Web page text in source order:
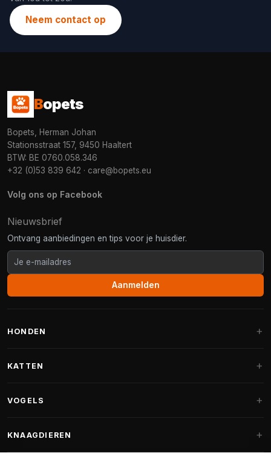
Neem contact op
Bopets
Bopets, Herman Johan
Stationsstraat 157, 9450 Haaltert
BTW: BE 0760.058.346
+32 (0)53 839 642 · care@bopets.eu
Volg ons op Facebook
Nieuwsbrief
Ontvang aanbiedingen en tips voor je huisdier.
Aanmelden
HONDEN
Fantail hondenmanden
KATTEN
Krabpalen voor Maine Coon
VOGELS
Vogelvoer binnenvogels
KNAAGDIEREN